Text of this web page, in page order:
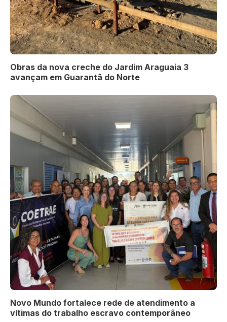
Obras da nova creche do Jardim Araguaia 3
avançam em Guarantã do Norte
Novo Mundo fortalece rede de atendimento a
vítimas do trabalho escravo contemporâneo